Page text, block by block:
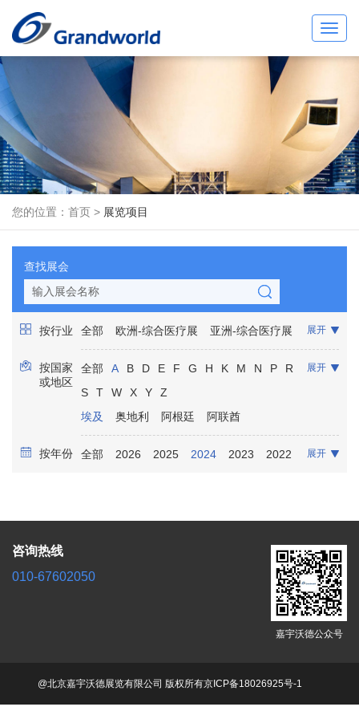
您的位置： 首页 > 展览项目
查找展会
按行业 全部 欧洲-综合医疗展
亚洲-综合医疗展
展开
按国家
或地区
全部 A B D E F G H K M N P
R
S
T W X Y
Z
埃及
奥地利 阿根廷 阿联酋
展开
按年份 全部 2026 2025 2024 2023
2022
展开
嘉宇沃德公众号
咨询热线
010-67602050
@北京嘉宇沃德展览有限公司 版权所有京ICP备18026925号-1